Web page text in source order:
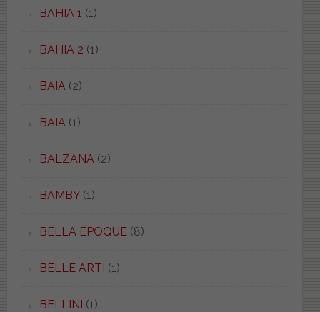
BAHIA 1 (1)
BAHIA 2 (1)
BAIA (2)
BAIA (1)
BALZANA (2)
BAMBY(1)
BELLA EPOQUE(8)
BELLE ARTI (1)
BELLINI (1)